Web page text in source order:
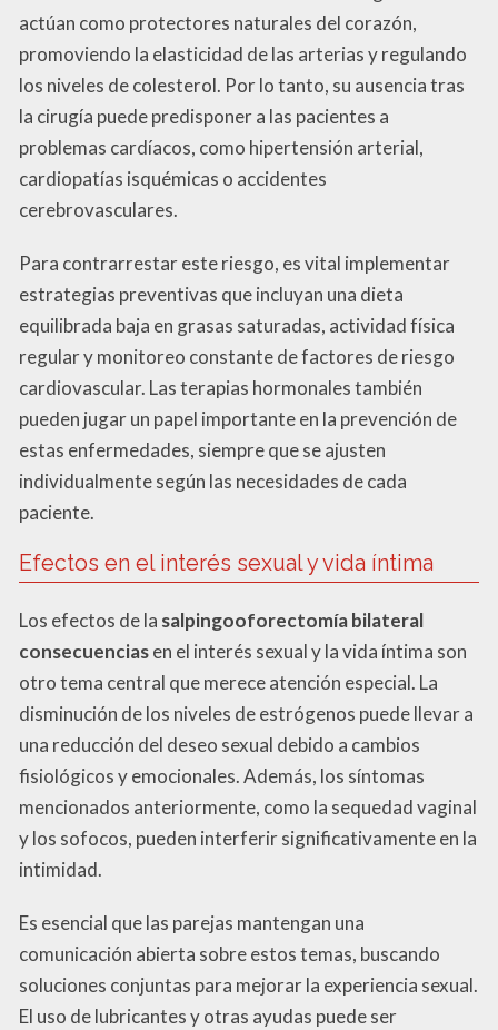
actúan como protectores naturales del corazón,
promoviendo la elasticidad de las arterias y regulando
los niveles de colesterol. Por lo tanto, su ausencia tras
la cirugía puede predisponer a las pacientes a
problemas cardíacos, como hipertensión arterial,
cardiopatías isquémicas o accidentes
cerebrovasculares.
Para contrarrestar este riesgo, es vital implementar
estrategias preventivas que incluyan una dieta
equilibrada baja en grasas saturadas, actividad física
regular y monitoreo constante de factores de riesgo
cardiovascular. Las terapias hormonales también
pueden jugar un papel importante en la prevención de
estas enfermedades, siempre que se ajusten
individualmente según las necesidades de cada
paciente.
Efectos en el interés sexual y vida íntima
Los efectos de la salpingooforectomía bilateral
consecuenciasen el interés sexual y la vida íntima son
otro tema central que merece atención especial. La
disminución de los niveles de estrógenos puede llevar a
una reducción del deseo sexual debido a cambios
fisiológicos y emocionales. Además, los síntomas
mencionados anteriormente, como la sequedad vaginal
y los sofocos, pueden interferir significativamente en la
intimidad.
Es esencial que las parejas mantengan una
comunicación abierta sobre estos temas, buscando
soluciones conjuntas para mejorar la experiencia sexual.
El uso de lubricantes y otras ayudas puede ser